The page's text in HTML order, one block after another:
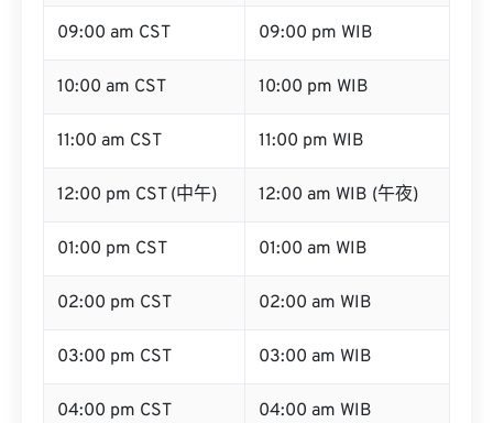
09:00 am CST 09:00 pm WIB
10:00 am CST 10:00 pm WIB
11:00 am CST 11:00 pm WIB
12:00 pm CST (中午) 12:00 am WIB (午夜)
01:00 pm CST 01:00 am WIB
02:00 pm CST 02:00 am WIB
03:00 pm CST 03:00 am WIB
04:00 pm CST 04:00 am WIB